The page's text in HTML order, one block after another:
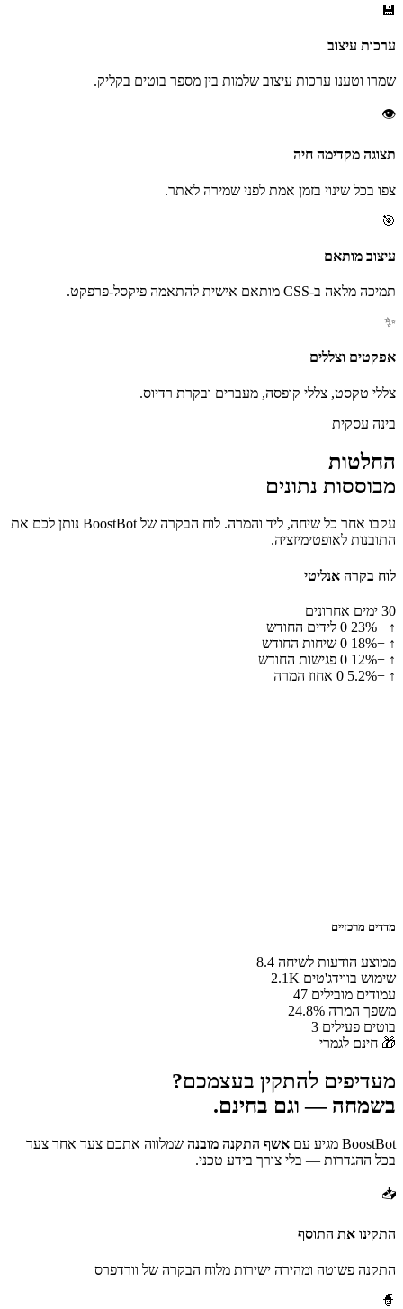
💾
ערכות עיצוב
שמרו וטענו ערכות עיצוב שלמות בין מספר בוטים בקליק.
👁️
תצוגה מקדימה חיה
צפו בכל שינוי בזמן אמת לפני שמירה לאתר.
🎯
עיצוב מותאם
תמיכה מלאה ב-CSS מותאם אישית להתאמה פיקסל-פרפקט.
✨
אפקטים וצללים
צללי טקסט, צללי קופסה, מעברים ובקרת רדיוס.
בינה עסקית
החלטות
מבוססות נתונים
עקבו אחר כל שיחה, ליד והמרה. לוח הבקרה של BoostBot נותן לכם את
התובנות לאופטימיזציה.
לוח בקרה אנליטי
30 ימים אחרונים
↑ +23%
0 לידים החודש
↑ +18%
0 שיחות החודש
↑ +12%
0 פגישות החודש
↑ +5.2%
0 אחוז המרה
מדדים מרכזיים
ממוצע הודעות לשיחה 8.4
שימוש בווידג'טים 2.1K
עמודים מובילים 47
משפך המרה 24.8%
בוטים פעילים 3
🎁 חינם לגמרי
מעדיפים להתקין בעצמכם?
בשמחה — וגם בחינם.
BoostBot מגיע עם אשף התקנה מובנה שמלווה אתכם צעד אחר צעד
בכל ההגדרות — בלי צורך בידע טכני.
📥
התקינו את התוסף
התקנה פשוטה ומהירה ישירות מלוח הבקרה של וורדפרס
🧙